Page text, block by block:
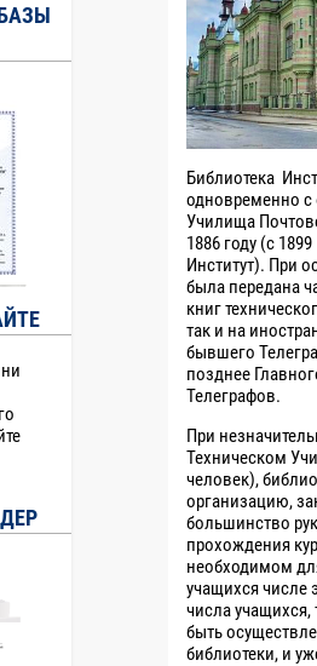
Библиотека
одновременно с
Училища
1886 году (с
Институт). При
была передана
книг
так и на
бывшего
позднее
Телеграфов.
При
Техническом
человек),
организацию,
большинство
прохождения
необходимом
учащихся числе
числа учащихся,
быть
библиотеки, и